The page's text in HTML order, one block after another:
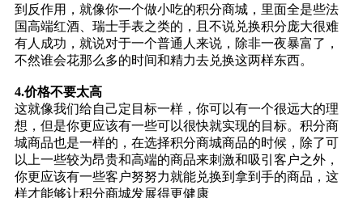
到反作用，就像你一个做小吃的积分商城，里面全是些法
国高端红酒、瑞士手表之类的，且不说兑换积分庞大很难
有人成功，就说对于一个普通人来说，除非一夜暴富了，
不然谁会花那么多的时间和精力去兑换这两样东西。
4.价格不要太高
这就像我们给自己定目标一样，你可以有一个很远大的理
想，但是你更应该有一些可以很快就实现的目标。积分商
城商品也是一样的，在选择积分商城商品的时候，除了可
以上一些较为昂贵和高端的商品来刺激和吸引客户之外，
你更应该有一些客户努努力就能兑换到拿到手的商品，这
样才能够让积分商城发展得更健康